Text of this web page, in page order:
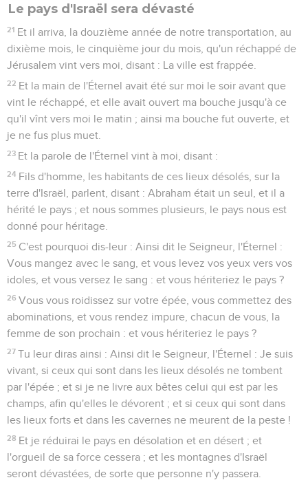
Le pays d'Israël sera dévasté
21 Et il arriva, la douzième année de notre transportation, au
dixième mois, le cinquième jour du mois, qu'un réchappé de
Jérusalem vint vers moi, disant : La ville est frappée.
22 Et la main de l'Éternel avait été sur moi le soir avant que
vint le réchappé, et elle avait ouvert ma bouche jusqu'à ce
qu'il vînt vers moi le matin ; ainsi ma bouche fut ouverte, et
je ne fus plus muet.
23 Et la parole de l'Éternel vint à moi, disant :
24 Fils d'homme, les habitants de ces lieux désolés, sur la
terre d'Israël, parlent, disant : Abraham était un seul, et il a
hérité le pays ; et nous sommes plusieurs, le pays nous est
donné pour héritage.
25 C'est pourquoi dis-leur : Ainsi dit le Seigneur, l'Éternel :
Vous mangez avec le sang, et vous levez vos yeux vers vos
idoles, et vous versez le sang : et vous hériteriez le pays ?
26 Vous vous roidissez sur votre épée, vous commettez des
abominations, et vous rendez impure, chacun de vous, la
femme de son prochain : et vous hériteriez le pays ?
27 Tu leur diras ainsi : Ainsi dit le Seigneur, l'Éternel : Je suis
vivant, si ceux qui sont dans les lieux désolés ne tombent
par l'épée ; et si je ne livre aux bêtes celui qui est par les
champs, afin qu'elles le dévorent ; et si ceux qui sont dans
les lieux forts et dans les cavernes ne meurent de la peste !
28 Et je réduirai le pays en désolation et en désert ; et
l'orgueil de sa force cessera ; et les montagnes d'Israël
seront dévastées, de sorte que personne n'y passera.